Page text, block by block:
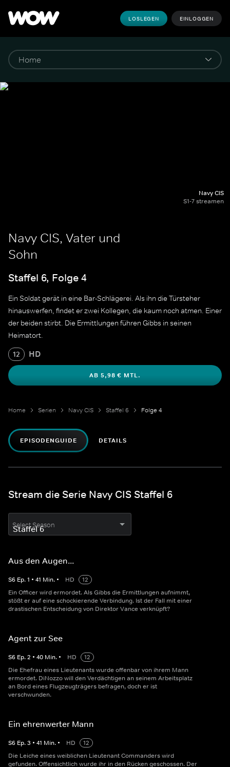
LOSLEGEN EINLOGGEN
Navy CIS
S1-7 streamen
Navy CIS, Vater und
Sohn
Staffel 6, Folge 4
Ein Soldat gerät in eine Bar-Schlägerei. Als ihn die Türsteher
hinauswerfen, findet er zwei Kollegen, die kaum noch atmen. Einer
der beiden stirbt. Die Ermittlungen führen Gibbs in seinen
Heimatort.
12 HD
AB 5,98 € MTL.
Home Serien Navy CIS Staffel 6 Folge 4
EPISODENGUIDE DETAILS
Stream die Serie Navy CIS Staffel 6
Select Season
Aus den Augen...
S6 Ep.1 • 41 Min. • HD
12
Ein Officer wird ermordet. Als Gibbs die Ermittlungen aufnimmt,
stößt er auf eine schockierende Verbindung. Ist der Fall mit einer
drastischen Entscheidung von Direktor Vance verknüpft?
Agent zur See
S6 Ep.2 • 40 Min. • HD
12
Die Ehefrau eines Lieutenants wurde offenbar von ihrem Mann
ermordet. DiNozzo will den Verdächtigen an seinem Arbeitsplatz
an Bord eines Flugzeugträgers befragen, doch er ist
verschwunden.
Ein ehrenwerter Mann
S6 Ep.3 • 41 Min. • HD
12
Die Leiche eines weiblichen Lieutenant Commanders wird
gefunden. Offensichtlich wurde ihr in den Rücken geschossen. Der